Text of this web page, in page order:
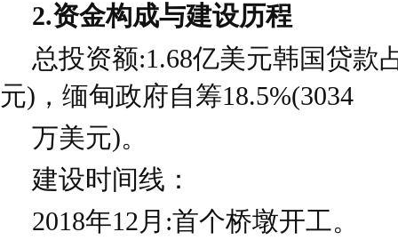
2.资金构成与建设历程
总投资额:1.68亿美元韩国贷款
元)，缅甸政府自筹18.5%(3034
万美元)。
建设时间线：
2018年12月:首个桥墩开工。